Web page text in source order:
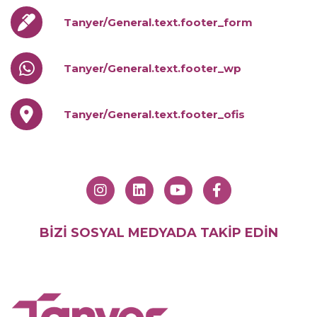
Tanyer/General.text.footer_form
Tanyer/General.text.footer_wp
Tanyer/General.text.footer_ofis
BİZİ SOSYAL MEDYADA TAKİP EDİN